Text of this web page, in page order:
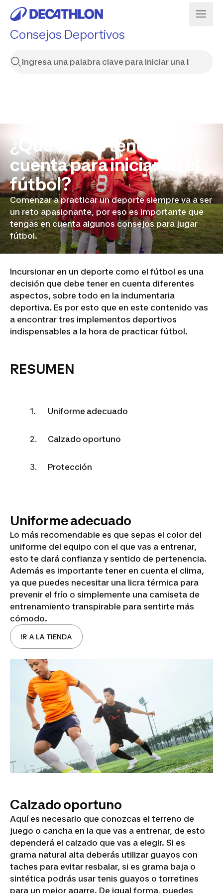
Consejos Deportivos
¿Qué debes tener en
cuenta para iniciar en el
fútbol?
Comenzar a practicar un deporte siempre va a ser
un reto apasionante, por eso es importante que
tengas en cuenta algunos consejos para jugar
fútbol.
Incursionar en un deporte como el fútbol es una
decisión que debe tener en cuenta diferentes
aspectos, sobre todo en la indumentaria
deportiva. Es por esto que en este contenido vas
a encontrar tres implementos deportivos
indispensables a la hora de practicar fútbol.
RESUMEN
Uniforme adecuado
Calzado oportuno
Protección
Uniforme adecuado
Lo más recomendable es que sepas el color del
uniforme del equipo con el que vas a entrenar,
esto te dará confianza y sentido de pertenencia.
Además es importante tener en cuenta el clima,
ya que puedes necesitar una licra térmica para
prevenir el frío o simplemente una camiseta de
entrenamiento transpirable para sentirte más
cómodo.
IR A LA TIENDA
Calzado oportuno
Aquí es necesario que conozcas el terreno de
juego o cancha en la que vas a entrenar, de esto
dependerá el calzado que vas a elegir. Si es
grama natural alta deberás utilizar guayos con
taches para evitar resbalar, si es grama baja o
sintética podrás usar tenis guayos o torretines
para un mejor agarre. De igual forma, puedes